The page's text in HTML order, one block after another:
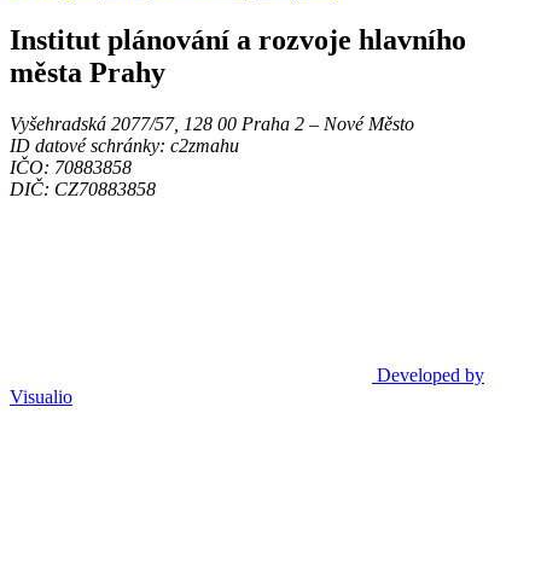
Institut plánování a rozvoje hlavního
města Prahy
Vyšehradská 2077/57, 128 00 Praha 2 ‒ Nové Město
ID datové schránky: c2zmahu
IČO: 70883858
DIČ: CZ70883858
Developed by
Visualio